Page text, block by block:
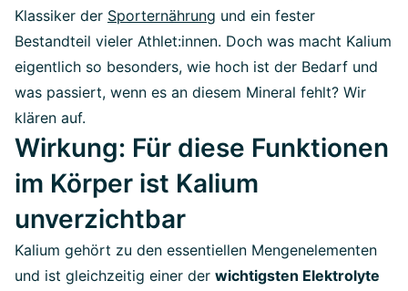
Klassiker der Sporternährung und ein fester
Bestandteil vieler Athlet:innen. Doch was macht Kalium
eigentlich so besonders, wie hoch ist der Bedarf und
was passiert, wenn es an diesem Mineral fehlt? Wir
klären auf.
Wirkung: Für diese Funktionen
im Körper ist Kalium
unverzichtbar
Kalium gehört zu den essentiellen Mengenelementen
und ist gleichzeitig einer der wichtigsten Elektrolyte